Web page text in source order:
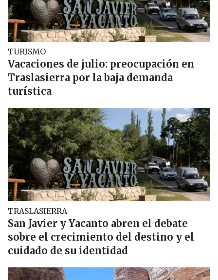
TURISMO
Vacaciones de julio: preocupación en
Traslasierra por la baja demanda
turística
TRASLASIERRA
San Javier y Yacanto abren el debate
sobre el crecimiento del destino y el
cuidado de su identidad